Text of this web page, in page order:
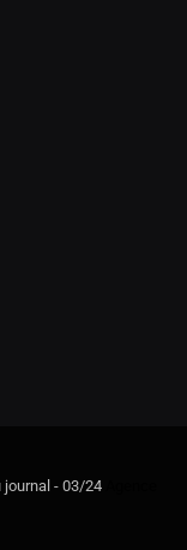
journal - 03/24